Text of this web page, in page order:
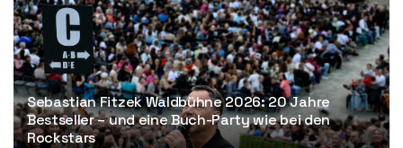
Sebastian Fitzek Waldbühne 2026: 20 Jahre
Bestseller – und eine Buch-Party wie bei den
Rockstars